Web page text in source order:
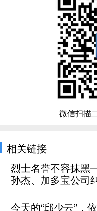
微信扫描
相关链接
烈士名誉不容抹
孙杰、加多宝公司
今天的“邱少云”